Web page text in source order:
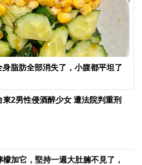
脂肪全部消失了，小腹都平坦了
東2男性侵酒醉少女 遭法院判重刑
檬加它，堅持一週大肚腩不見了，